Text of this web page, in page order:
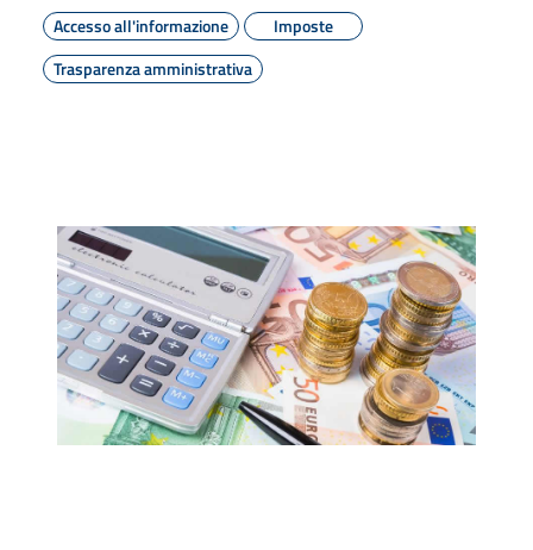
Accesso all'informazione
Imposte
Trasparenza amministrativa